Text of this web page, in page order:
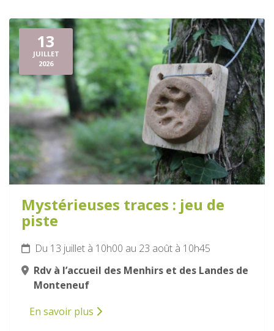
13
JUILLET
2026
Mystérieuses traces : jeu de
piste
Du 13 juillet à 10h00 au 23 août à 10h45
Rdv à l’accueil des Menhirs et des Landes de
Monteneuf
En savoir plus